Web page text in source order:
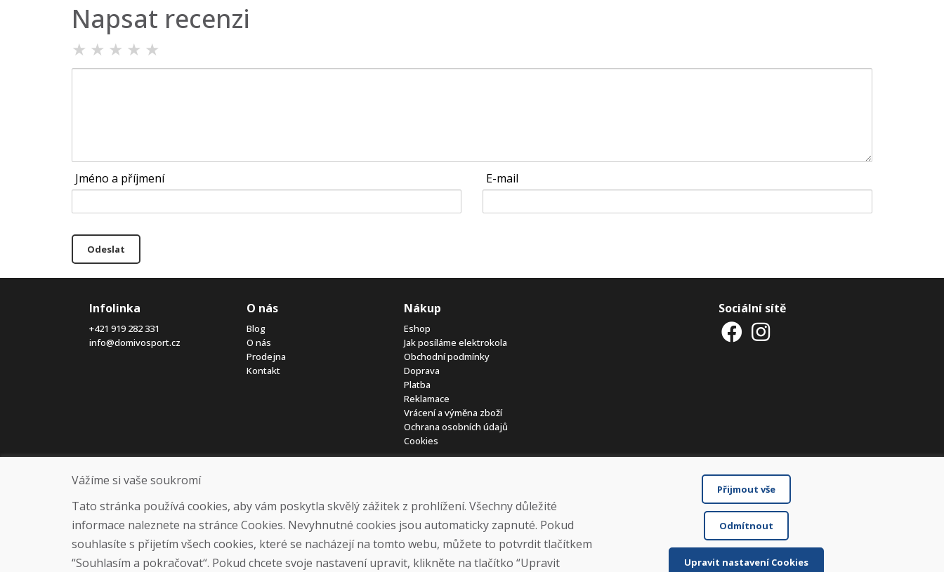
Napsat recenzi
★ ★ ★ ★ ★
Jméno a příjmení E-mail
Odeslat
Infolinka
+421 919 282 331
info@domivosport.cz
O nás
Blog
O nás
Prodejna
Kontakt
Nákup
Eshop
Jak posíláme elektrokola
Obchodní podmínky
Doprava
Platba
Reklamace
Vrácení a výměna zboží
Ochrana osobních údajů
Cookies
Sociální sítě
© DOMIVOSPORT 2026, všechna práva vyhrazena
Vážíme si vaše soukromí
Tato stránka používá cookies, aby vám poskytla skvělý zážitek z prohlížení. Všechny důležité
informace naleznete na stránce Cookies. Nevyhnutné cookies jsou automaticky zapnuté. Pokud
souhlasíte s přijetím všech cookies, které se nacházejí na tomto webu, můžete to potvrdit tlačítkem
“Souhlasím a pokračovat“. Pokud chcete svoje nastavení upravit, klikněte na tlačítko “Upravit
Přijmout vše
Odmítnout
Upravit nastavení Cookies